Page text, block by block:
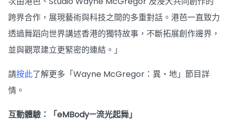
跨界合作，展現藝術與科技之間的多重對話。港芭一直致力
透過舞蹈向世界講述香港的獨特故事，不斷拓展創作邊界，
並與觀眾建立更緊密的連結。」
請按此了解更多「Wayne McGregor：異・地」節目詳
情。
互動體驗：「eMBody—流光起舞」